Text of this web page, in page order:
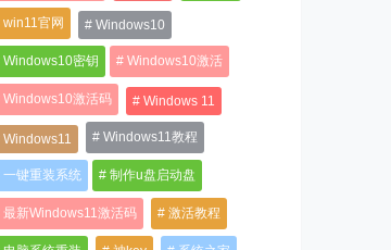
win11官网 Windows10
Windows10密钥 Windows10激活
Windows10激活码 Windows 11
Windows11 Windows11教程
一键重装系统 制作u盘启动盘
最新Windows11激活码 激活教程